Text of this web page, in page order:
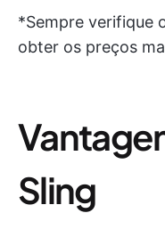
*Sempre verifique
obter os preços
Sling